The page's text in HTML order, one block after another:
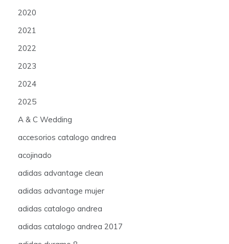
2020
2021
2022
2023
2024
2025
A & C Wedding
accesorios catalogo andrea
acojinado
adidas advantage clean
adidas advantage mujer
adidas catalogo andrea
adidas catalogo andrea 2017